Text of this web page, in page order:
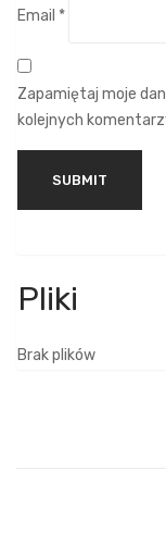
Email *
Zapamiętaj moje
kolejnych
Brak plików